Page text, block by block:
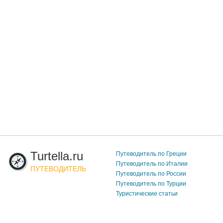
Turtella.ru
ПУТЕВОДИТЕЛЬ
Путеводитель по Греции
Путеводитель по Италии
Путеводитель по России
Путеводитель по Турции
Туристические статьи